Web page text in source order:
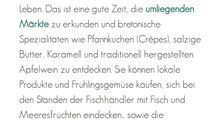
Leben. Das ist eine gute Zeit, die umliegenden
Märktezu erkunden und bretonische
Spezialitäten wie Pfannkuchen (Crêpes), salzige
Butter, Karamell und traditionell hergestellten
Apfelwein zu entdecken. Sie können lokale
Produkte und Frühlingsgemüse kaufen, sich bei
den Ständen der Fischhändler mit Fisch und
Meeresfrüchten eindecken... sowie die